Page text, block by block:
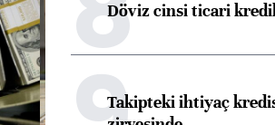
Döviz cinsi ticari
Takipteki ihtiyaç